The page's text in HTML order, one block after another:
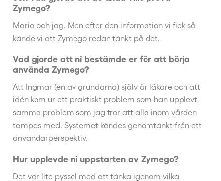
Zymego?
Maria och jag. Men efter den information vi fick så
kände vi att Zymego redan tänkt på det.
Vad gjorde att ni bestämde er för att börja
använda Zymego?
Att Ingmar (en av grundarna) själv är läkare och att
idén kom ur ett praktiskt problem som han upplevt,
samma problem som jag tror att alla inom vården
tampas med. Systemet kändes genomtänkt från ett
användarperspektiv.
Hur upplevde ni uppstarten av Zymego?
Det var lite pyssel med att tänka igenom vilka